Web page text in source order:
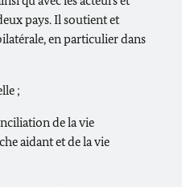
pays. Il soutient et
en particulier dans
;
de la vie
aidant et de la vie